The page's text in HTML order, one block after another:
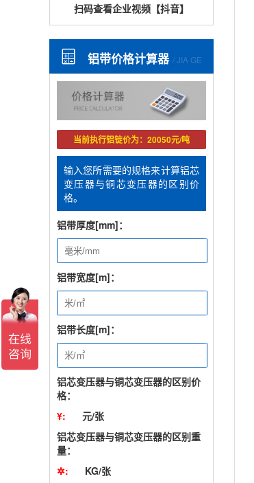
扫码查看企业视频【抖音】
铝带价格计算器 / JIA GE
当前执行铝锭价为：20050元/吨
输入您所需要的规格来计算铝芯
变压器与铜芯变压器的区别价
格。
铝带厚度[mm]：
铝带宽度[m]：
铝带长度[m]：
铝芯变压器与铜芯变压器的区别价
格：
¥:
元/张
铝芯变压器与铜芯变压器的区别重
量：
✲:
KG/张